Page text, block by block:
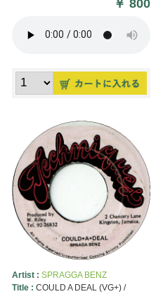
￥800
Artist : SPRAGGA BENZ
Title : COULD A DEAL (VG+) /